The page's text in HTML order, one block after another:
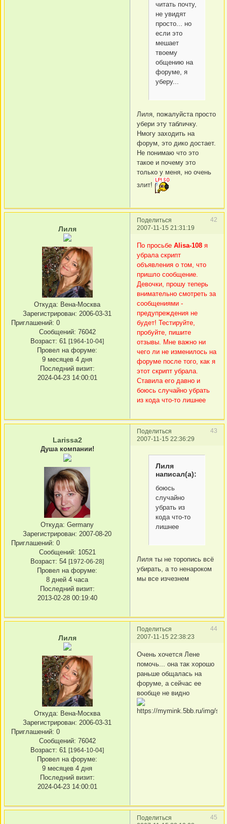
читать почту,
не увидят
просто... но
если это
мешает
твоему
общению на
форуме, я
уберу...
Лиля, пожалуйста просто
убери эту табличку.
Нмогу заходить на
форум, это дико достает.
Не понимаю что это
такое и почему это
только у меня, но очень
злит!
Поделиться
42
2007-11-15 21:31:19
Лиля
Откуда: Вена-Москва
Зарегистрирован: 2006-03-31
Приглашений: 0
Сообщений: 76042
Возраст: 61 [1964-10-04]
Провел на форуме:
9 месяцев 4 дня
Последний визит:
2024-04-23 14:00:01
По просьбе Alisa-108 я
убрала скрипт
объявления о том, что
пришло сообщение.
Девочки, прошу теперь
внимательно смотреть за
сообщениями -
предупреждения не
будет! Тестируйте,
пробуйте, пишите
отзывы. Мне важно ни
чего ли не изменилось на
форуме после того, как я
этот скрипт убрала.
Ставила его давно и
боюсь случайно убрать
из кода что-то лишнее
Поделиться
43
2007-11-15 22:36:29
Larissa2
Душа компании!
Откуда: Germany
Зарегистрирован: 2007-08-20
Приглашений: 0
Сообщений: 10521
Возраст: 54 [1972-06-28]
Провел на форуме:
8 дней 4 часа
Последний визит:
2013-02-28 00:19:40
Лиля
написал(а):
боюсь
случайно
убрать из
кода что-то
лишнее
Лиля ты не торопись всё
убирать, а то ненароком
мы все изчезнем
Поделиться
44
2007-11-15 22:38:23
Лиля
Откуда: Вена-Москва
Зарегистрирован: 2006-03-31
Приглашений: 0
Сообщений: 76042
Возраст: 61 [1964-10-04]
Провел на форуме:
9 месяцев 4 дня
Последний визит:
2024-04-23 14:00:01
Очень хочется Лене
помочь... она так хорошо
раньше общалась на
форуме, а сейчас ее
вообще не видно
Поделиться
45